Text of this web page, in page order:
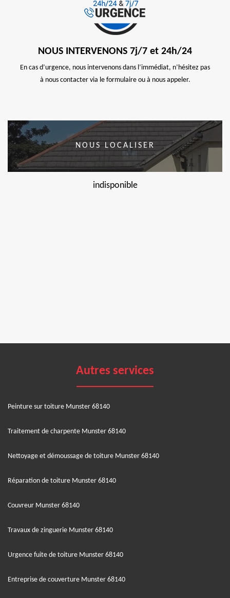
NOUS INTERVENONS 7j/7 et 24h/24
En cas d’urgence, nous intervenons dans l’immédiat, n’hésitez pas
à nous contacter via le formulaire ou à nous appeler.
NOUS LOCALISER
indisponible
Autres services
Peinture sur toiture Munster 68140
Traitement de charpente Munster 68140
Nettoyage et démoussage de toiture Munster 68140
Réparation de toiture Munster 68140
Couvreur Munster 68140
Travaux de zinguerie Munster 68140
Urgence fuite de toiture Munster 68140
Entreprise de couverture Munster 68140